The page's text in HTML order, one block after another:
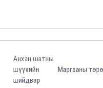
Анхан шатны
шүүхийн
шийдвэр
Маргааны